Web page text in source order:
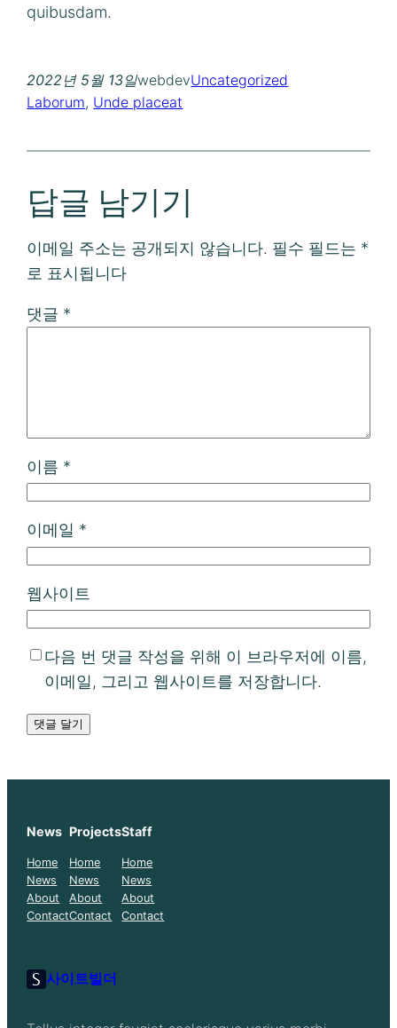
quibusdam.
2022년 5월 13일webdevUncategorized
Laborum, Unde placeat
답글 남기기
이메일 주소는 공개되지 않습니다. 필수 필드는 *
로 표시됩니다
댓글 *
이름 *
이메일 *
웹사이트
다음 번 댓글 작성을 위해 이 브라우저에 이름,
이메일, 그리고 웹사이트를 저장합니다.
News
Home
News
About
Contact
Projects
Home
News
About
Contact
Staff
Home
News
About
Contact
사이트빌더